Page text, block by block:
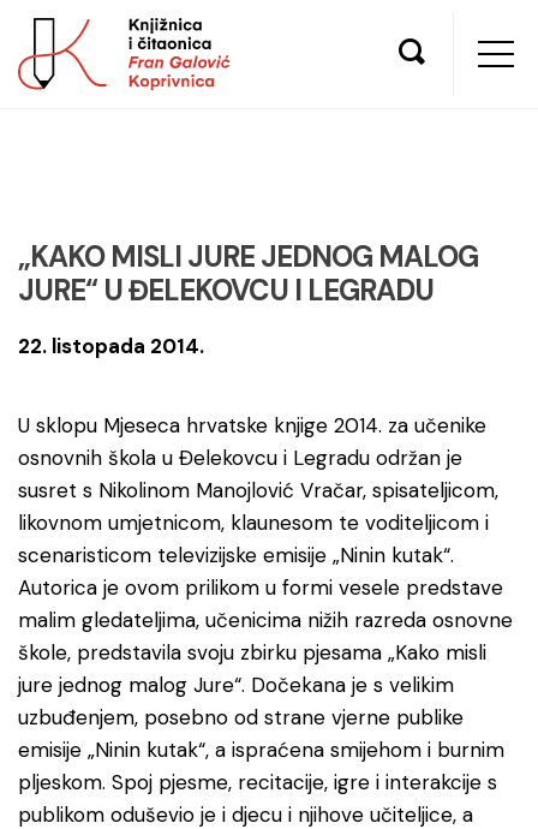
„KAKO MISLI JURE JEDNOG MALOG
JURE“ U ĐELEKOVCU I LEGRADU
22. listopada 2014.
U sklopu Mjeseca hrvatske knjige 2014. za učenike
osnovnih škola u Đelekovcu i Legradu održan je
susret s Nikolinom Manojlović Vračar, spisateljicom,
likovnom umjetnicom, klaunesom te voditeljicom i
scenaristicom televizijske emisije „Ninin kutak“.
Autorica je ovom prilikom u formi vesele predstave
malim gledateljima, učenicima nižih razreda osnovne
škole, predstavila svoju zbirku pjesama „Kako misli
jure jednog malog Jure“. Dočekana je s velikim
uzbuđenjem, posebno od strane vjerne publike
emisije „Ninin kutak“, a ispraćena smijehom i burnim
pljeskom. Spoj pjesme, recitacije, igre i interakcije s
publikom oduševio je i djecu i njihove učiteljice, a